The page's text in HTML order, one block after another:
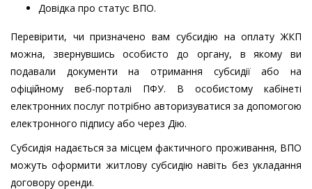
Довідка про статус ВПО.
Перевірити, чи призначено вам субсидію на оплату ЖКП
можна, звернувшись особисто до органу, в якому ви
подавали документи на отримання субсидії або на
офіційному веб-порталі ПФУ. В особистому кабінеті
електронних послуг потрібно авторизуватися за допомогою
електронного підпису або через Дію.
Субсидія надається за місцем фактичного проживання, ВПО
можуть оформити житлову субсидію навіть без укладання
договору оренди.